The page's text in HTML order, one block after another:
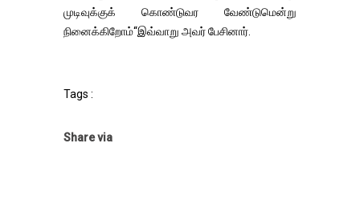
முடிவுக்குக் கொண்டுவர வேண்டுமென்று
நினைக்கிறோம்“இவ்வாறு அவர் பேசினார்.
Tags :
Share via